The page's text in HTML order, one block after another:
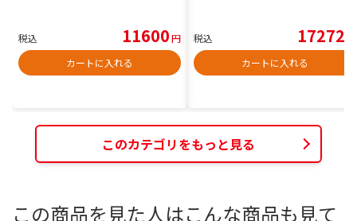
税込 11600円
カートに入れる
税込 17272
カートに入れる
このカテゴリをもっと見る
この商品を見た人はこんな商品も見て